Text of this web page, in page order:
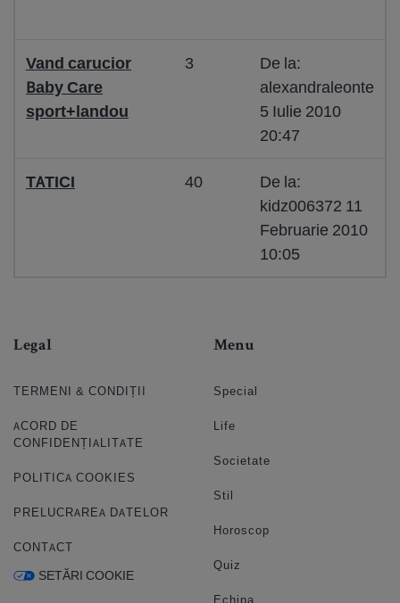
Vand carucior
Baby Care
sport+landou
3
De la:
alexandraleonte
5 Iulie 2010
20:47
TATICI 40
De la:
kidz006372 11
Februarie 2010
10:05
Legal
TERMENI & CONDIȚII
ACORD DE
CONFIDENȚIALITATE
POLITICA COOKIES
PRELUCRAREA DATELOR
CONTACT
SETĂRI COOKIE
Menu
Special
Life
Societate
Stil
Horoscop
Quiz
Echipa